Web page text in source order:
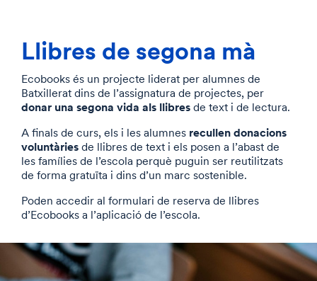
Llibres de segona mà
Ecobooks és un projecte liderat per alumnes de
Batxillerat dins de l’assignatura de projectes, per
donar una segona vida als llibres de text i de lectura.
A finals de curs, els i les alumnes recullen donacions
voluntàries de llibres de text i els posen a l’abast de
les famílies de l’escola perquè puguin ser reutilitzats
de forma gratuïta i dins d’un marc sostenible.
Poden accedir al formulari de reserva de llibres
d’Ecobooks a l’aplicació de l’escola.